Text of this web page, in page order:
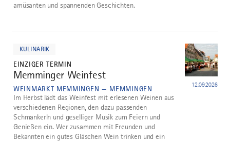
amüsanten und spannenden Geschichten.
KULINARIK
EINZIGER TERMIN
4
Memminger Weinfest
WEINMARKT MEMMINGEN — MEMMINGEN 12.09.2026
Im Herbst lädt das Weinfest mit erlesenen Weinen aus
verschiedenen Regionen, den dazu passenden
Schmankerln und geselliger Musik zum Feiern und
Genießen ein. Wer zusammen mit Freunden und
Bekannten ein gutes Gläschen Wein trinken und ein